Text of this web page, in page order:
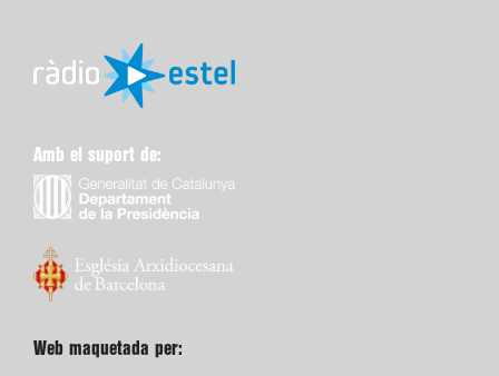
Amb el suport de:
Web maquetada per: